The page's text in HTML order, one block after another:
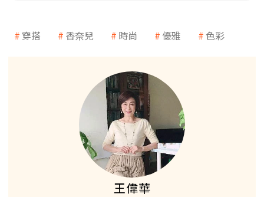
穿搭 香奈兒 時尚 優雅 色彩
王偉華